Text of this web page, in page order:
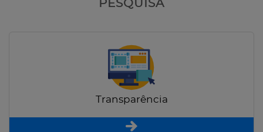
PESQUISA
Transparência